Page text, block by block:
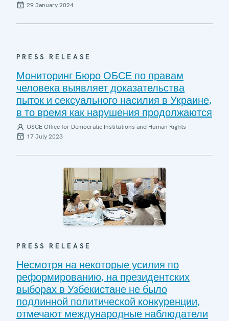
29 January 2024
PRESS RELEASE
Мониторинг Бюро ОБСЕ по правам
человека выявляет доказательства
пыток и сексуального насилия в Украине,
в то время как нарушения продолжаются
OSCE Office for Democratic Institutions and Human Rights
17 July 2023
PRESS RELEASE
Несмотря на некоторые усилия по
реформированию, на президентских
выборах в Узбекистане не было
подлинной политической конкуренции,
отмечают международные наблюдатели